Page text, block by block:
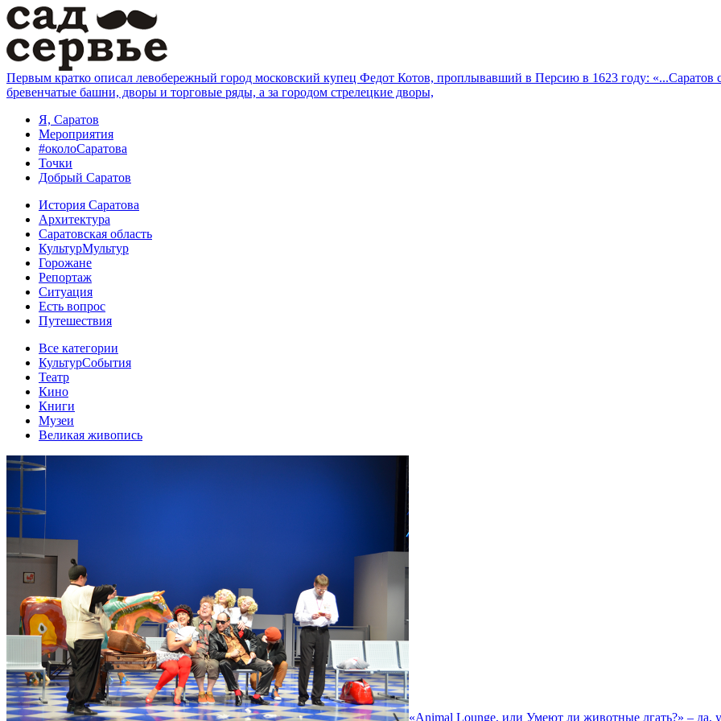
Первым кратко описал левобережный город московский купец Федот Котов, проплывавший в Персию в 1623 году: «...Саратов
бревенчатые башни, дворы и торговые ряды, а за городом стрелецкие дворы,
Я, Саратов
Мероприятия
#околоСаратова
Точки
Добрый Саратов
История Саратова
Архитектура
Саратовская область
КультурМультур
Горожане
Репортаж
Ситуация
Есть вопрос
Путешествия
Все категории
КультурСобытия
Театр
Кино
Книги
Музеи
Великая живопись
«Animal Lounge, или Умеют ли животные лгать?» – да,